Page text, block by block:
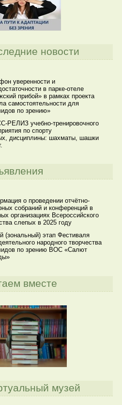
новости
уверенности и
в парке-отеле
прибой» в рамках проекта
самостоятельности для
по зрению»
РЕЛИЗ учебно-тренировочного
по спорту
дисциплины: шахматы, шашки
о проведении отчётно-
собраний и конференций в
организациях Всероссийского
слепых в 2025 году
(зональный) этап Фестиваля
народного творчества
по зрению ВОС «Салют
вместе
музей